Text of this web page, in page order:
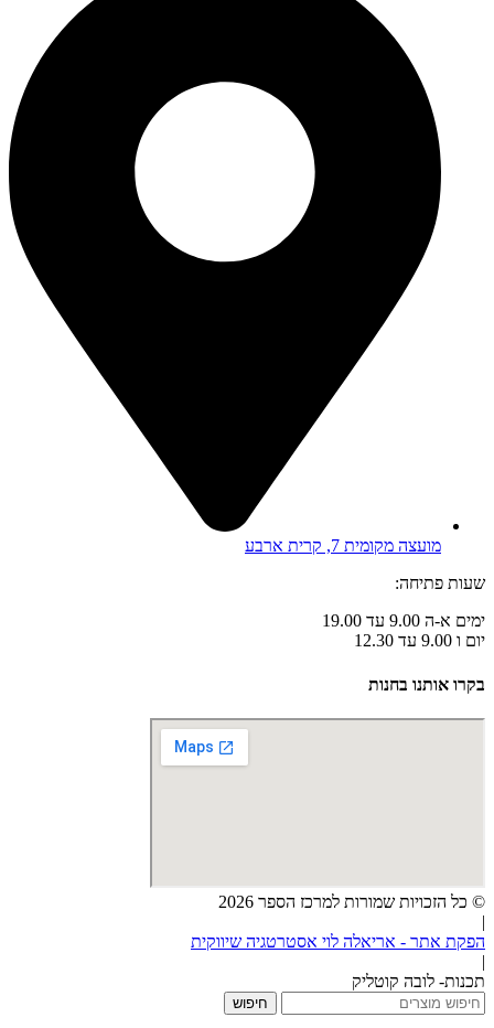
מועצה מקומית 7, קרית ארבע
שעות פתיחה:
ימים א-ה 9.00 עד 19.00
יום ו 9.00 עד 12.30
בקרו אותנו בחנות
© כל הזכויות שמורות למרכז הספר 2026
|
הפקת אתר - אריאלה לוי אסטרטגיה שיווקית
|
תכנות- לובה קוטליק
חיפוש